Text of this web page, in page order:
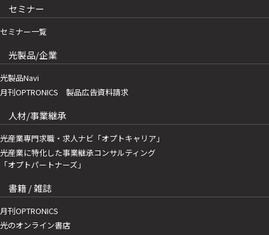
セミナー
セミナー一覧
光製品/企業
光製品Navi
月刊OPTRONICS 製品広告資料請求
人材/事業継承
光産業専門求職・求人ナビ「オプトキャリア」
光産業に特化した事業継承コンサルティング
「オプトパートナーズ」
書籍 / 雑誌
月刊OPTRONICS
光のオンライン書店